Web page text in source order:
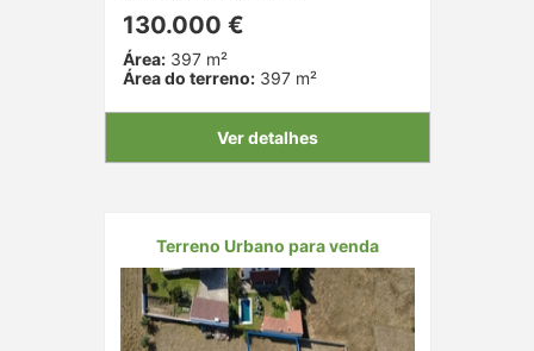
130.000 €
Área:397 m²
Área do terreno:397 m²
Ver detalhes
Terreno Urbano para venda